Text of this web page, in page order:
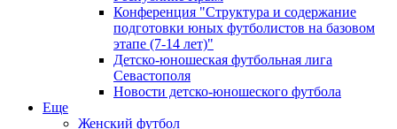
Конференция "Структура и содержание
подготовки юных футболистов на базовом
этапе (7-14 лет)"
Детско-юношеская футбольная лига
Севастополя
Новости детско-юношеского футбола
Еще
Женский футбол